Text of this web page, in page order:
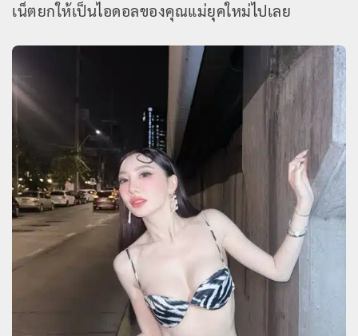
เน็ตยกให้เป็นไอดอลของคุณแม่ยุคใหม่ไปเลย